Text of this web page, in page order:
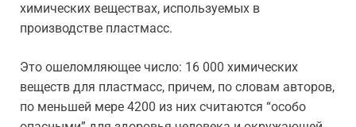
химических веществах, используемых в
производстве пластмасс.
Это ошеломляющее число: 16 000 химических
веществ для пластмасс, причем, по словам авторов,
по меньшей мере 4200 из них считаются “особо